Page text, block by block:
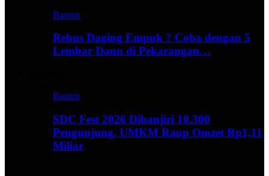
Banten
Rebus Daging Empuk ? Coba dengan 5
Lembar Daun di Pekarangan…
Banten
SDC Fest 2026 Dibanjiri 10.300
Pengunjung, UMKM Raup Omzet Rp1,11
Miliar